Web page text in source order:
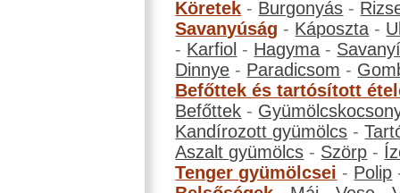
Köretek - Burgonyás -
Savanyúság - Káposzta -
- Karfiol - Hagyma -
Dinnye - Paradicsom -
Befőttek és tartósított
Befőttek -
Kandírozott gyümölcs -
Aszalt gyümölcs - Szörp -
Tenger gyümölcsei - Polip